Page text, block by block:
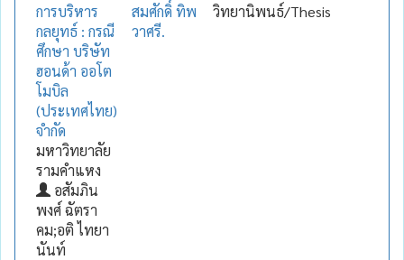
การบริหาร
กลยุทธ์ : กรณี
ศึกษา บริษัท
ฮอนด้า ออโต
โมบิล
(ประเทศไทย)
จำกัด
มหาวิทยาลัย
รามคำแหง
อสัมภิน
พงศ์ ฉัตรา
คม;อติ ไทยา
นันท์
สมศักดิ์ ทิพ
วาศรี.
วิทยานิพนธ์/Thesis